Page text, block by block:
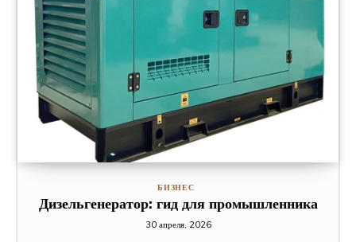
БИЗНЕС
Дизельгенератор: гид для промышленника
30 апреля, 2026